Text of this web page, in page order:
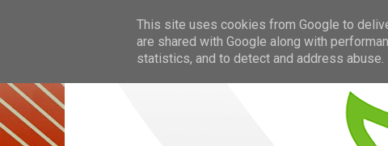
This site uses cookies from Google to
are shared with Google along with
statistics, and to detect and address abuse.